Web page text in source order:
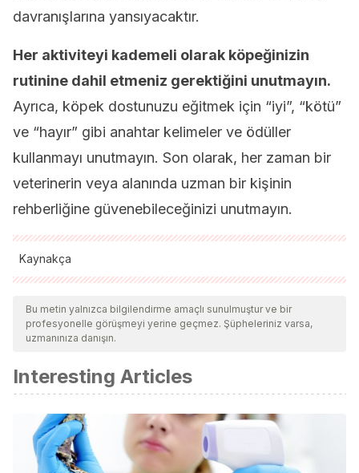
davranışlarına yansıyacaktır.
Her aktiviteyi kademeli olarak köpeğinizin
rutinine dahil etmeniz gerektiğini unutmayın.
Ayrıca, köpek dostunuzu eğitmek için “iyi”, “kötü”
ve “hayır” gibi anahtar kelimeler ve ödüller
kullanmayı unutmayın. Son olarak, her zaman bir
veterinerin veya alanında uzman bir kişinin
rehberliğine güvenebileceğinizi unutmayın.
Kaynakça
Tüm alıntı yapılan kaynaklar, kalitelerini, güvenilirliklerini,
güncelliklerini ve geçerliliklerini sağlamak için ekibimiz
tarafından derinlemesine incelendi. Bu makalenin bibliyografisi
kabul edildi.
Entendiendo la importancia del aprendizaje y la
socialización temprana.Recogido el 5 de enero de 2022
de: https://www.google.com/url?
sa=t&source=web&rct=j&url=https://
Bu metin yalnızca bilgilendirme amaçlı sunulmuştur ve bir
profesyonelle görüşmeyi yerine geçmez. Şüpheleriniz varsa,
uzmanınıza danışın.
Interesting Articles